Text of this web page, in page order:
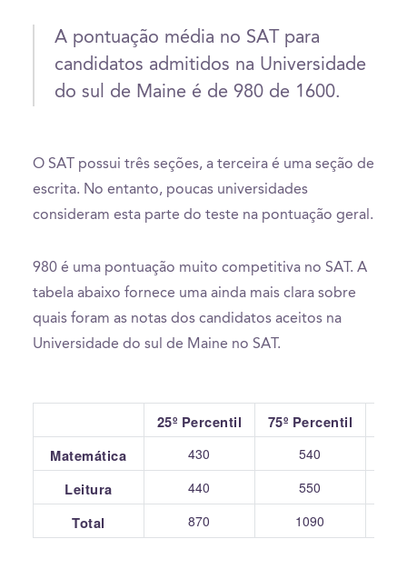
A pontuação média no SAT para
candidatos admitidos na Universidade
do sul de Maine é de 980 de 1600.
O SAT possui três seções, a terceira é uma seção de
escrita. No entanto, poucas universidades
consideram esta parte do teste na pontuação geral.
980 é uma pontuação muito competitiva no SAT. A
tabela abaixo fornece uma ainda mais clara sobre
quais foram as notas dos candidatos aceitos na
Universidade do sul de Maine no SAT.
25º Percentil 75º Percentil
Matemática
430 540
Leitura 440 550
Total 870 1090